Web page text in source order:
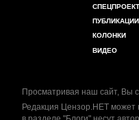
ПУБЛИКАЦИИ
КОЛОНКИ
ВИДЕО
Просматривая наш сайт, Вы
Редакция Цензор.НЕТ может